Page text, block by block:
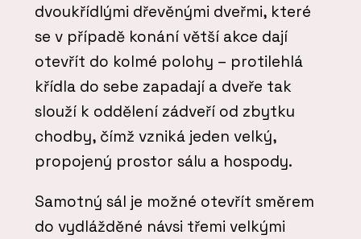
dvoukřídlými dřevěnými dveřmi, které
se v případě konání větší akce dají
otevřít do kolmé polohy – protilehlá
křídla do sebe zapadají a dveře tak
slouží k oddělení zádveří od zbytku
chodby, čímž vzniká jeden velký,
propojený prostor sálu a hospody.
Samotný sál je možné otevřít směrem
do vydlážděné návsi třemi velkými